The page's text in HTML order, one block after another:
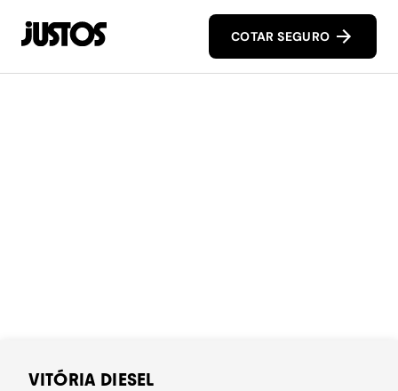
COTAR SEGURO
VITÓRIA DIESEL